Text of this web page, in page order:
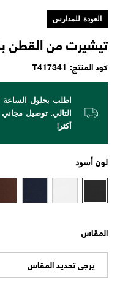
العودة للمدارس
تيشيرت من القطن
كود المنتج T417341
أكثر!
لون أسود
المقاس
يرجى تحديد المقاس